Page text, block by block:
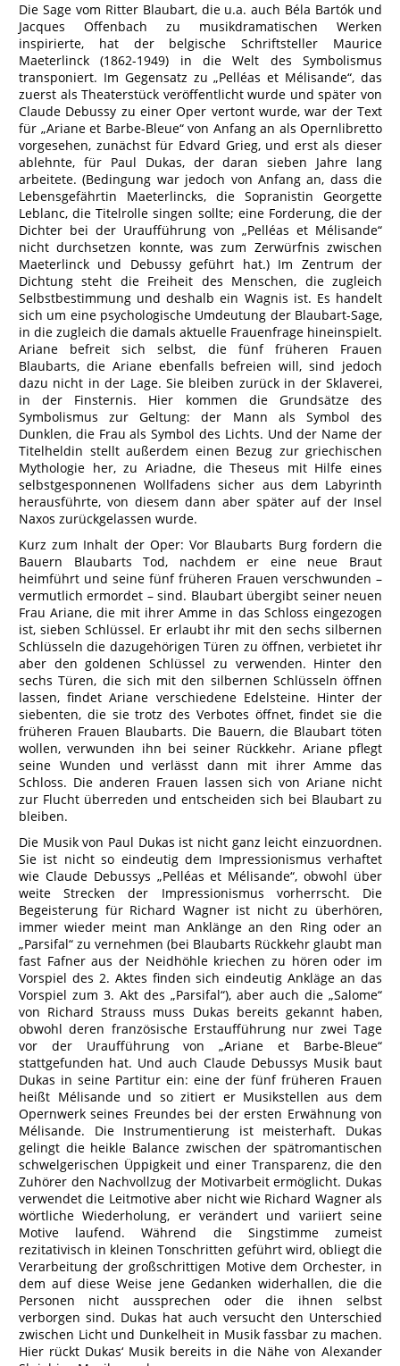
Die Sage vom Ritter Blaubart, die u.a. auch Béla Bartók und
Jacques Offenbach zu musikdramatischen Werken
inspirierte, hat der belgische Schriftsteller Maurice
Maeterlinck (1862-1949) in die Welt des Symbolismus
transponiert. Im Gegensatz zu „Pelléas et Mélisande“, das
zuerst als Theaterstück veröffentlicht wurde und später von
Claude Debussy zu einer Oper vertont wurde, war der Text
für „Ariane et Barbe-Bleue“ von Anfang an als Opernlibretto
vorgesehen, zunächst für Edvard Grieg, und erst als dieser
ablehnte, für Paul Dukas, der daran sieben Jahre lang
arbeitete. (Bedingung war jedoch von Anfang an, dass die
Lebensgefährtin Maeterlincks, die Sopranistin Georgette
Leblanc, die Titelrolle singen sollte; eine Forderung, die der
Dichter bei der Uraufführung von „Pelléas et Mélisande“
nicht durchsetzen konnte, was zum Zerwürfnis zwischen
Maeterlinck und Debussy geführt hat.) Im Zentrum der
Dichtung steht die Freiheit des Menschen, die zugleich
Selbstbestimmung und deshalb ein Wagnis ist. Es handelt
sich um eine psychologische Umdeutung der Blaubart-Sage,
in die zugleich die damals aktuelle Frauenfrage hineinspielt.
Ariane befreit sich selbst, die fünf früheren Frauen
Blaubarts, die Ariane ebenfalls befreien will, sind jedoch
dazu nicht in der Lage. Sie bleiben zurück in der Sklaverei,
in der Finsternis. Hier kommen die Grundsätze des
Symbolismus zur Geltung: der Mann als Symbol des
Dunklen, die Frau als Symbol des Lichts. Und der Name der
Titelheldin stellt außerdem einen Bezug zur griechischen
Mythologie her, zu Ariadne, die Theseus mit Hilfe eines
selbstgesponnenen Wollfadens sicher aus dem Labyrinth
herausführte, von diesem dann aber später auf der Insel
Naxos zurückgelassen wurde.
Kurz zum Inhalt der Oper: Vor Blaubarts Burg fordern die
Bauern Blaubarts Tod, nachdem er eine neue Braut
heimführt und seine fünf früheren Frauen verschwunden –
vermutlich ermordet – sind. Blaubart übergibt seiner neuen
Frau Ariane, die mit ihrer Amme in das Schloss eingezogen
ist, sieben Schlüssel. Er erlaubt ihr mit den sechs silbernen
Schlüsseln die dazugehörigen Türen zu öffnen, verbietet ihr
aber den goldenen Schlüssel zu verwenden. Hinter den
sechs Türen, die sich mit den silbernen Schlüsseln öffnen
lassen, findet Ariane verschiedene Edelsteine. Hinter der
siebenten, die sie trotz des Verbotes öffnet, findet sie die
früheren Frauen Blaubarts. Die Bauern, die Blaubart töten
wollen, verwunden ihn bei seiner Rückkehr. Ariane pflegt
seine Wunden und verlässt dann mit ihrer Amme das
Schloss. Die anderen Frauen lassen sich von Ariane nicht
zur Flucht überreden und entscheiden sich bei Blaubart zu
bleiben.
Die Musik von Paul Dukas ist nicht ganz leicht einzuordnen.
Sie ist nicht so eindeutig dem Impressionismus verhaftet
wie Claude Debussys „Pelléas et Mélisande“, obwohl über
weite Strecken der Impressionismus vorherrscht. Die
Begeisterung für Richard Wagner ist nicht zu überhören,
immer wieder meint man Anklänge an den Ring oder an
„Parsifal“ zu vernehmen (bei Blaubarts Rückkehr glaubt man
fast Fafner aus der Neidhöhle kriechen zu hören oder im
Vorspiel des 2. Aktes finden sich eindeutig Ankläge an das
Vorspiel zum 3. Akt des „Parsifal“), aber auch die „Salome“
von Richard Strauss muss Dukas bereits gekannt haben,
obwohl deren französische Erstaufführung nur zwei Tage
vor der Uraufführung von „Ariane et Barbe-Bleue“
stattgefunden hat. Und auch Claude Debussys Musik baut
Dukas in seine Partitur ein: eine der fünf früheren Frauen
heißt Mélisande und so zitiert er Musikstellen aus dem
Opernwerk seines Freundes bei der ersten Erwähnung von
Mélisande. Die Instrumentierung ist meisterhaft. Dukas
gelingt die heikle Balance zwischen der spätromantischen
schwelgerischen Üppigkeit und einer Transparenz, die den
Zuhörer den Nachvollzug der Motivarbeit ermöglicht. Dukas
verwendet die Leitmotive aber nicht wie Richard Wagner als
wörtliche Wiederholung, er verändert und variiert seine
Motive laufend. Während die Singstimme zumeist
rezitativisch in kleinen Tonschritten geführt wird, obliegt die
Verarbeitung der großschrittigen Motive dem Orchester, in
dem auf diese Weise jene Gedanken widerhallen, die die
Personen nicht aussprechen oder die ihnen selbst
verborgen sind. Dukas hat auch versucht den Unterschied
zwischen Licht und Dunkelheit in Musik fassbar zu machen.
Hier rückt Dukas‘ Musik bereits in die Nähe von Alexander